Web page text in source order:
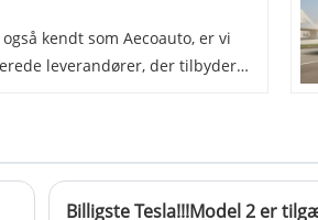
også kendt som Aecoauto, er vi
leverandører, der tilbyder
fra en SUV og en sedan,
et unikt udseende og fleksibel
Billigste Tesla!!!Model 2 er